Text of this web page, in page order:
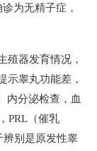
为无精子症，
殖器发育情况，
示睾丸功能差，
内分泌检查，血
PRL（催乳
别是原发性睾